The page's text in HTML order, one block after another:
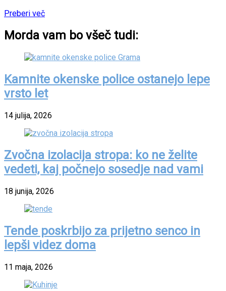
Preberi več
Morda vam bo všeč tudi:
Kamnite okenske police ostanejo lepe
vrsto let
14 julija, 2026
Zvočna izolacija stropa: ko ne želite
vedeti, kaj počnejo sosedje nad vami
18 junija, 2026
Tende poskrbijo za prijetno senco in
lepši videz doma
11 maja, 2026